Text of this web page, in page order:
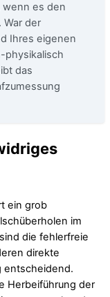
wenn es den
War der
Ihres eigenen
physikalisch
das
ein grob
im
die fehlerfreie
direkte
entscheidend.
Herbeiführung der